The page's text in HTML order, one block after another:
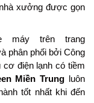
xưởng được gọn
máy trên trang
phân phối bởi Công
cơ điện lạnh có tiềm
Miền Trung luôn
tốt nhất khi đến